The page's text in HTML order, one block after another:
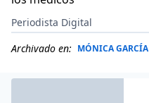
Periodista Digital
Archivado en: MÓNICA GARCÍA